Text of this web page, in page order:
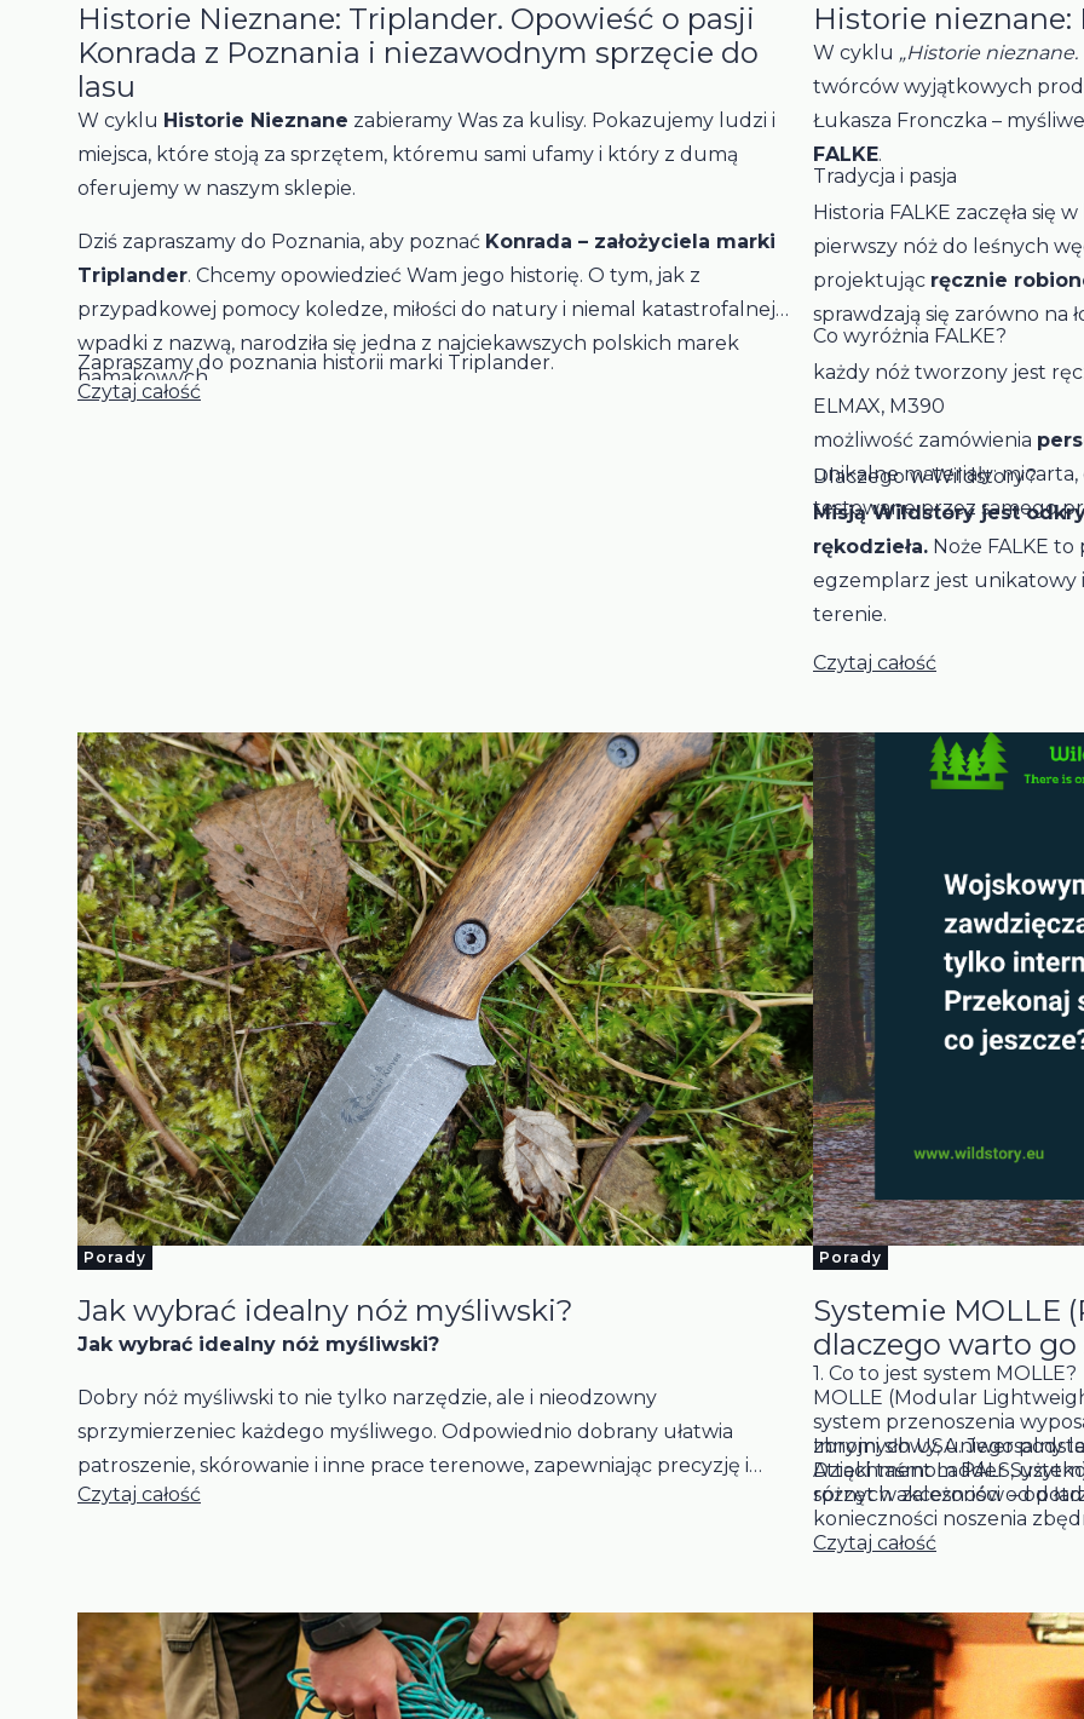
Historie Nieznane: Triplander. Opowieść o pasji
Konrada z Poznania i niezawodnym sprzęcie do
lasu
W cyklu Historie Nieznane zabieramy Was za kulisy. Pokazujemy ludzi i
miejsca, które stoją za sprzętem, któremu sami ufamy i który z dumą
oferujemy w naszym sklepie.
Dziś zapraszamy do Poznania, aby poznać Konrada – założyciela marki
Triplander. Chcemy opowiedzieć Wam jego historię. O tym, jak z
przypadkowej pomocy koledze, miłości do natury i niemal katastrofalnej
wpadki z nazwą, narodziła się jedna z najciekawszych polskich marek
hamakowych.
Zapraszamy do poznania historii marki Triplander.
Czytaj całość
Historie nieznane:
W cyklu „Historie
twórców wyjątkowych
Łukasza Fronczka –
FALKE.
Tradycja i pasja
Historia FALKE zaczęła się
pierwszy nóż do leśnych
projektując ręcznie
sprawdzają się zarówno na
Co wyróżnia FALKE?
każdy nóż tworzony jest
ELMAX, M390
możliwość zamówienia
unikalne materiały:
testowane przez samego
Dlaczego w Wildstory?
Misją Wildstory jest
rękodzieła. Noże FALKE to
egzemplarz jest unikatowy
terenie.
Czytaj całość
Porady
Jak wybrać idealny nóż myśliwski?
Jak wybrać idealny nóż myśliwski?
Dobry nóż myśliwski to nie tylko narzędzie, ale i nieodzowny
sprzymierzeniec każdego myśliwego. Odpowiednio dobrany ułatwia
patroszenie, skórowanie i inne prace terenowe, zapewniając precyzję i
bezpieczeństwo. Jak jednak wybrać model, który sprosta wszystkim
Czytaj całość
Porady
Systemie MOLLE
dlaczego warto
1. Co to jest system MOLLE?
MOLLE (Modular
system przenoszenia
zbrojnych USA. Jego
Attachment Ladder
różnych akcesoriów – od
Innymi słowy, uniwersalny
Dzięki taśmom PALS,
sprzęt w zależności od
konieczności noszenia
Czytaj całość